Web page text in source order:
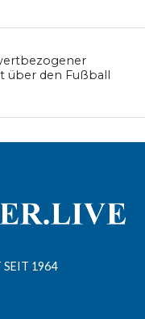
über den Fußball
SEIT 1964